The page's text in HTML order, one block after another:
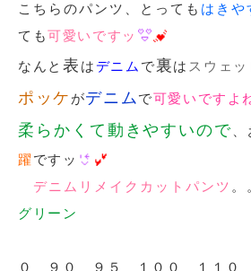
こちらのパンツ、とっても はきや
ても可愛いですッ
なんと表 は デニム で裏は スウェッ
ポッケ がデニムで可愛いですよ
柔らかくて動きやすいので
躍 ですッ
デニムリメイクカットパンツ 。
グリーン
サイ
０ ９０ ９５ １００ １１０